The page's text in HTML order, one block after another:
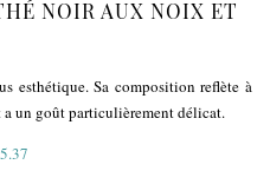
NOIR AUX NOIX ET
esthétique. Sa composition reflète à
un goût particulièrement délicat.